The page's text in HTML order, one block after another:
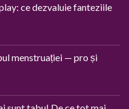
ce dezvaluie fanteziile
menstruației — pro și